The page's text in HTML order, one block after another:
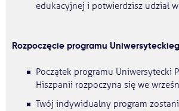
edukacyjnej i potwierdzisz udział
Rozpoczęcie programu
Początek programu Uniwersytecki
Hiszpanii rozpoczyna się we
Twój indywidualny program